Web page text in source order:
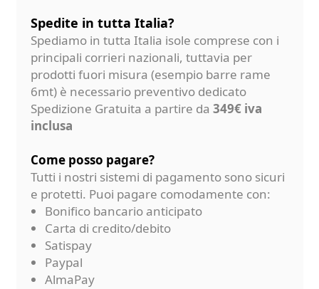
Spedite in tutta Italia?
Spediamo in tutta Italia isole comprese con i
principali corrieri nazionali, tuttavia per
prodotti fuori misura (esempio barre rame
6mt) è necessario preventivo dedicato
Spedizione Gratuita a partire da 349€ iva
inclusa
Come posso pagare?
Tutti i nostri sistemi di pagamento sono sicuri
e protetti. Puoi pagare comodamente con:
Bonifico bancario anticipato
Carta di credito/debito
Satispay
Paypal
AlmaPay